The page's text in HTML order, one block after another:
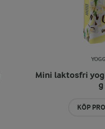
Mini laktosfri
g
KÖP